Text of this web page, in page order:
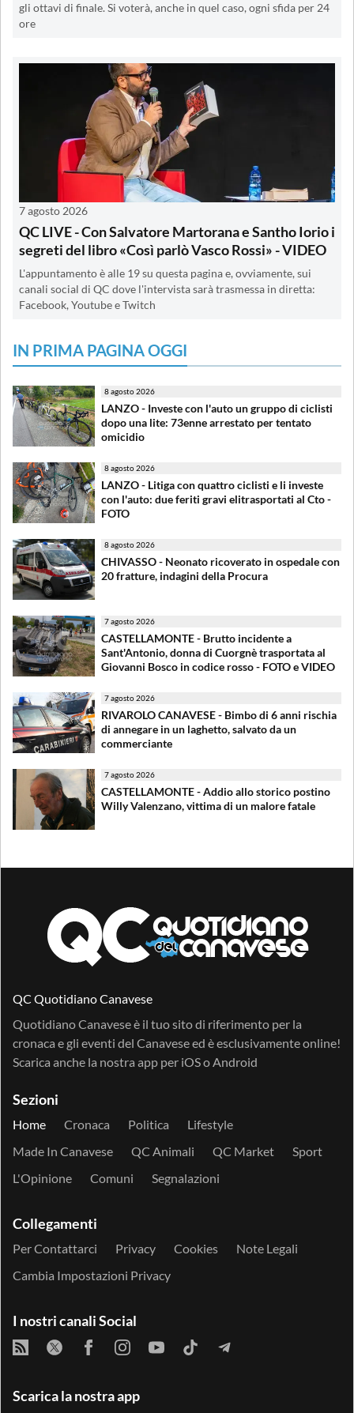
gli ottavi di finale. Si voterà, anche in quel caso, ogni sfida per 24
ore
7 agosto 2026
QC LIVE - Con Salvatore Martorana e Santho Iorio i
segreti del libro «Così parlò Vasco Rossi» - VIDEO
L'appuntamento è alle 19 su questa pagina e, ovviamente, sui
canali social di QC dove l'intervista sarà trasmessa in diretta:
Facebook, Youtube e Twitch
IN PRIMA PAGINA OGGI
8 agosto 2026
LANZO - Investe con l'auto un gruppo di ciclisti
dopo una lite: 73enne arrestato per tentato
omicidio
8 agosto 2026
LANZO - Litiga con quattro ciclisti e li investe
con l'auto: due feriti gravi elitrasportati al Cto -
FOTO
8 agosto 2026
CHIVASSO - Neonato ricoverato in ospedale con
20 fratture, indagini della Procura
7 agosto 2026
CASTELLAMONTE - Brutto incidente a
Sant'Antonio, donna di Cuorgnè trasportata al
Giovanni Bosco in codice rosso - FOTO e VIDEO
7 agosto 2026
RIVAROLO CANAVESE - Bimbo di 6 anni rischia
di annegare in un laghetto, salvato da un
commerciante
7 agosto 2026
CASTELLAMONTE - Addio allo storico postino
Willy Valenzano, vittima di un malore fatale
QC Quotidiano Canavese
Quotidiano Canavese è il tuo sito di riferimento per la
cronaca e gli eventi del Canavese ed è esclusivamente online!
Scarica anche la nostra app per iOSo Android
Sezioni
Home Cronaca Politica
Lifestyle
Made In Canavese
QC Animali QC Market
Sport
L'Opinione
Comuni Segnalazioni
Collegamenti
Per Contattarci Privacy Cookies
Note Legali
Cambia Impostazioni Privacy
I nostri canali Social
Scarica la nostra app